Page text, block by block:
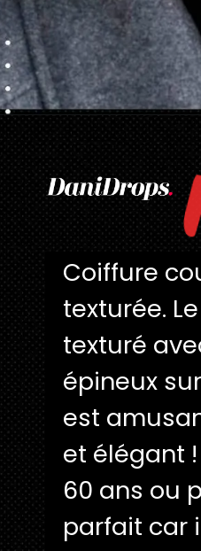
Ouverture https://
Coiffure
texturée.
texturé
épineux
est
et élégant
60 ans ou
parfait car
Coiffure
texturée.
texturé
épineux
est
et élégant
60 ans ou
parfait car